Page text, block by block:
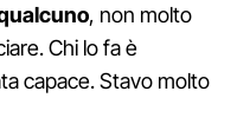
, non molto
Chi lo fa è
capace. Stavo molto